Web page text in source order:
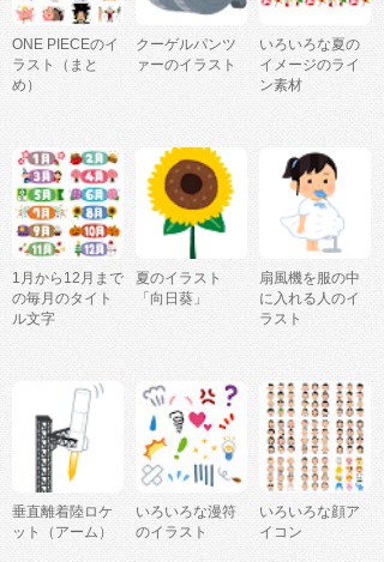
ONE PIECEのイ
ラスト（まと
め）
クーゲルパンツ
ァーのイラスト
いろいろな夏の
イメージのライ
ン素材
1月から12月まで
の毎月のタイト
ル文字
夏のイラスト
「向日葵」
扇風機を服の中
に入れる人のイ
ラスト
垂直離着陸ロケ
ット（アーム）
いろいろな漫符
のイラスト
いろいろな顔ア
イコン